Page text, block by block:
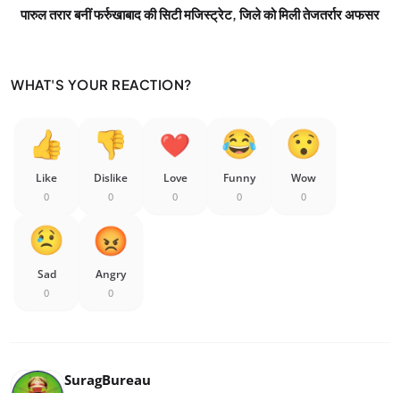
पारुल तरार बनीं फर्रुखाबाद की सिटी मजिस्ट्रेट, जिले को मिली तेजतर्रार अफसर
WHAT'S YOUR REACTION?
Like
0
Dislike
0
Love
0
Funny
0
Wow
0
Sad
0
Angry
0
SuragBureau